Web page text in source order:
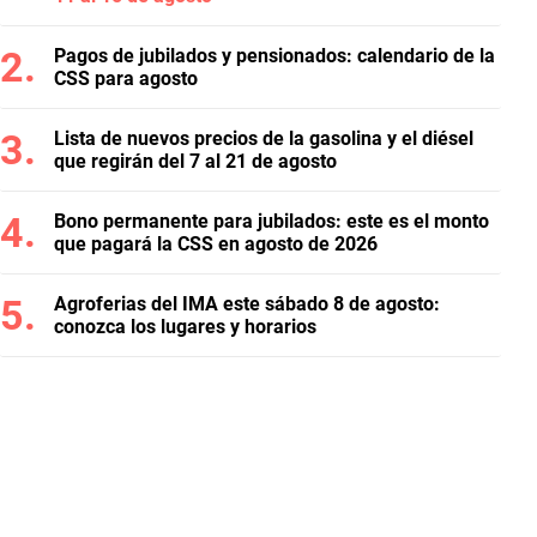
Pagos de jubilados y pensionados: calendario de la
CSS para agosto
Lista de nuevos precios de la gasolina y el diésel
que regirán del 7 al 21 de agosto
Bono permanente para jubilados: este es el monto
que pagará la CSS en agosto de 2026
Agroferias del IMA este sábado 8 de agosto:
conozca los lugares y horarios